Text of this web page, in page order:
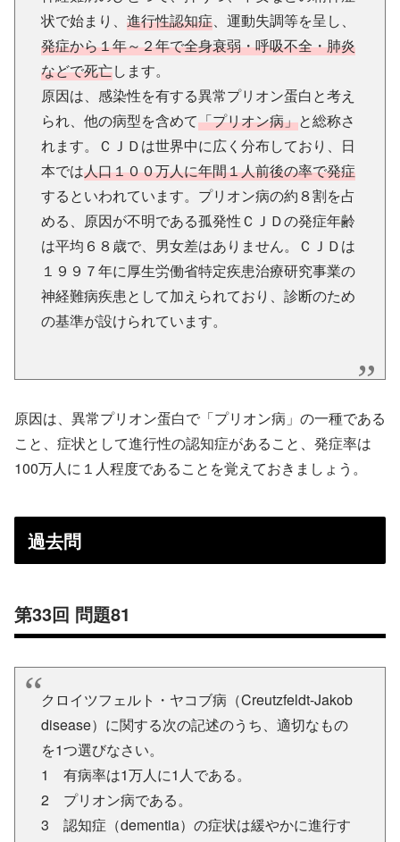
状で始まり、 進行性認知症、運動失調等を呈し、
発症から１年～２年で全身衰弱・呼吸不全・肺炎
などで死亡します。
原因は、感染性を有する異常プリオン蛋白と考え
られ、他の病型を含めて「プリオン病」と総称さ
れます。ＣＪＤは世界中に広く分布しており、日
本では人口１００万人に年間１人前後の率で発症
するといわれています。プリオン病の約８割を占
める、原因が不明である孤発性ＣＪＤの発症年齢
は平均６８歳で、男女差はありません。ＣＪＤは
１９９７年に厚生労働省特定疾患治療研究事業の
神経難病疾患として加えられており、診断のため
の基準が設けられています。
原因は、異常プリオン蛋白で「プリオン病」の一種である
こと、症状として進行性の認知症があること、発症率は
100万人に１人程度であることを覚えておきましょう。
過去問
第33回 問題81
クロイツフェルト・ヤコブ病（Creutzfeldt-Jakob
disease）に関する次の記述のうち、適切なもの
を1つ選びなさい。
1 有病率は1万人に1人である。
2 プリオン病である。
3 認知症（dementia）の症状は緩やかに進行す